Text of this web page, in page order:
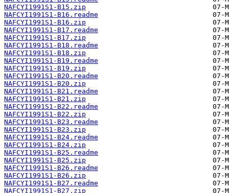
NAFCYI1991S1-B15.zip
NAFCYI1991S1-B16.readme
NAFCYI1991S1-B16.zip
NAFCYI1991S1-B17.readme
NAFCYI1991S1-B17.zip
NAFCYI1991S1-B18.readme
NAFCYI1991S1-B18.zip
NAFCYI1991S1-B19.readme
NAFCYI1991S1-B19.zip
NAFCYI1991S1-B20.readme
NAFCYI1991S1-B20.zip
NAFCYI1991S1-B21.readme
NAFCYI1991S1-B21.zip
NAFCYI1991S1-B22.readme
NAFCYI1991S1-B22.zip
NAFCYI1991S1-B23.readme
NAFCYI1991S1-B23.zip
NAFCYI1991S1-B24.readme
NAFCYI1991S1-B24.zip
NAFCYI1991S1-B25.readme
NAFCYI1991S1-B25.zip
NAFCYI1991S1-B26.readme
NAFCYI1991S1-B26.zip
NAFCYI1991S1-B27.readme
NAFCYI1991S1-B27.zip